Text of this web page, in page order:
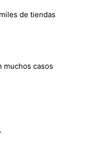
de tiendas
muchos casos